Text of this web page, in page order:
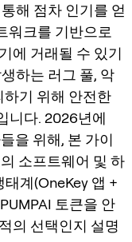
해 점차 인기를 얻
워크를 기반으로
에 거래될 수 있기
하는 러그 풀, 악
하기 위해 안전한
니다. 2026년에
을 위해, 본 가이
소프트웨어 및 하
계(OneKey 앱 +
토큰을 안
의 선택인지 설명